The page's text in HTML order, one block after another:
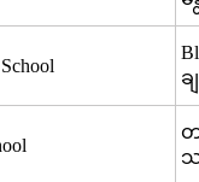
ခ
တ
သ